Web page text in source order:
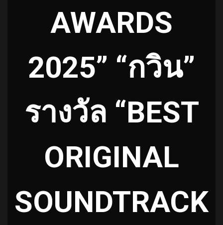
AWARDS
2025” “กวิน”
รางวัล “BEST
ORIGINAL
SOUNDTRACK